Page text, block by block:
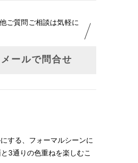
ご質問ご相談は気軽に
メールで問合せ
する、フォーマルシーンに
3通りの色重ねを楽しむこ